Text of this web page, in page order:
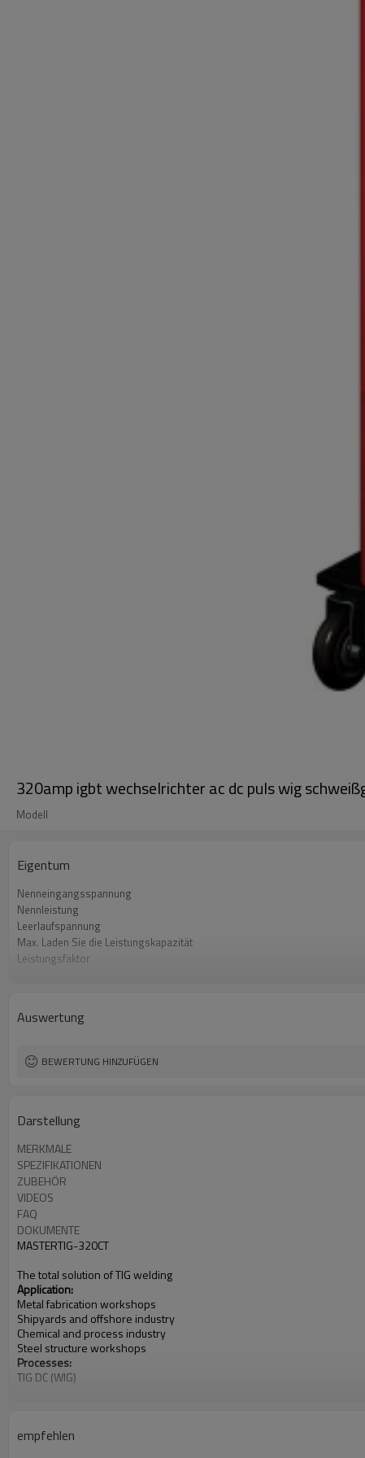
320amp igbt wechselrichter ac dc puls wig
Modell
Eigentum
Nenneingangsspannung
Nennleistung
Leerlaufspannung
Max. Laden Sie die Leistungskapazität
Leistungsfaktor
Maße
Auswertung
BEWERTUNG HINZUFÜGEN
Darstellung
MERKMALE
SPEZIFIKATIONEN
ZUBEHÖR
VIDEOS
FAQ
DOKUMENTE
MASTERTIG-320CT
The total solution of TIG welding
Application:
Metal fabrication workshops
Shipyards and offshore industry
Chemical and process industry
Steel structure workshops
Processes:
TIG DC (WIG)
Eingangsleistung: 340-460V, 3-phasig
empfehlen